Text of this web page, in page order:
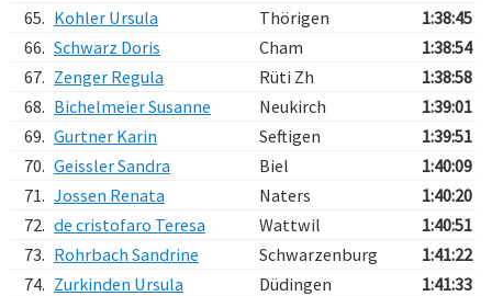
65. Kohler Ursula Thörigen
1:38:45
66. Schwarz Doris Cham
1:38:54
67. Zenger Regula Rüti Zh
1:38:58
68. Bichelmeier Susanne Neukirch
1:39:01
69. Gurtner Karin Seftigen
1:39:51
70. Geissler Sandra Biel
1:40:09
71. Jossen Renata Naters
1:40:20
72. de cristofaro Teresa Wattwil
1:40:51
73. Rohrbach Sandrine Schwarzenburg
1:41:22
74. Zurkinden Ursula Düdingen
1:41:33